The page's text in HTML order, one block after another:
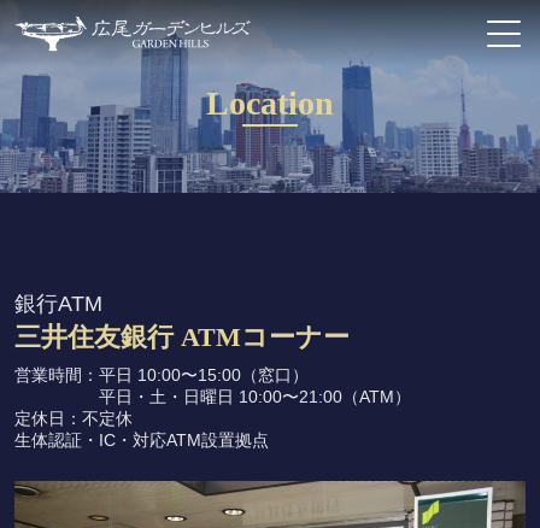
Location
銀行ATM
三井住友銀行 ATMコーナー
営業時間：平日 10:00〜15:00（窓口）
平日・土・日曜日 10:00〜21:00（ATM）
定休日：不定休
生体認証・IC・対応ATM設置拠点